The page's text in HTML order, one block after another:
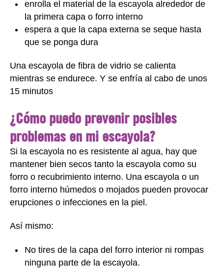
enrolla el material de la escayola alrededor de
la primera capa o forro interno
espera a que la capa externa se seque hasta
que se ponga dura
Una escayola de fibra de vidrio se calienta
mientras se endurece. Y se enfría al cabo de unos
15 minutos
¿Cómo puedo prevenir posibles
problemas en mi escayola?
Si la escayola no es resistente al agua, hay que
mantener bien secos tanto la escayola como su
forro o recubrimiento interno. Una escayola o un
forro interno húmedos o mojados pueden provocar
erupciones o infecciones en la piel.
Así mismo:
No tires de la capa del forro interior ni rompas
ninguna parte de la escayola.